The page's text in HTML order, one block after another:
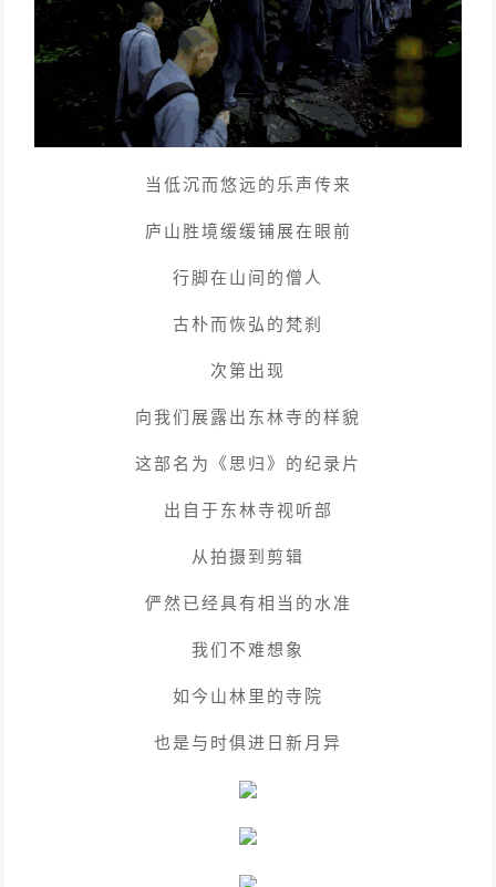
当低沉而悠远的乐声传来
庐山胜境缓缓铺展在眼前
行脚在山间的僧人
古朴而恢弘的梵刹
次第出现
向我们展露出东林寺的样貌
这部名为《思归》的纪录片
出自于东林寺视听部
从拍摄到剪辑
俨然已经具有相当的水准
我们不难想象
如今山林里的寺院
也是与时俱进日新月异